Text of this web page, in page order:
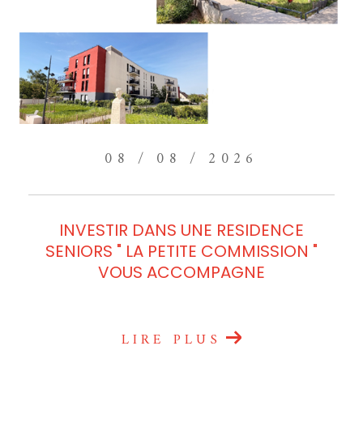
08 / 08 / 2026
INVESTIR DANS UNE RESIDENCE
SENIORS " LA PETITE COMMISSION "
VOUS ACCOMPAGNE
LIRE PLUS